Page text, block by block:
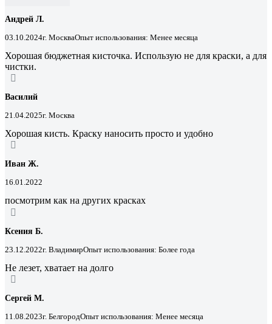
Андрей Л.
03.10.2024г. МоскваОпыт использования: Менее месяца
Хорошая бюджетная кисточка. Использую не для краски, а для
чистки.
Василий
21.04.2025г. Москва
Хорошая кисть. Краску наносить просто и удобно
Иван Ж.
16.01.2022
посмотрим как на других красках
Ксения Б.
23.12.2022г. ВладимирОпыт использования: Более года
Не лезет, хватает на долго
Сергей М.
11.08.2023г. БелгородОпыт использования: Менее месяца